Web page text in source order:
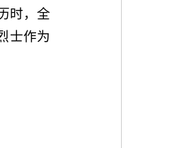
时，全
士作为